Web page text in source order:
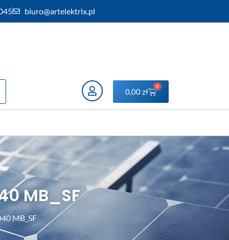
biuro@artelektrix.pl
0,00zł
0
MB_SF
MB_SF